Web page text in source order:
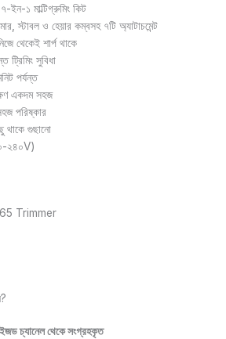
১ মাল্টিগ্রুমিং কিট
স্টাবল ও হেয়ার কম্বসহ ৭টি অ্যাটাচমেন্ট
থেকেই শার্প থাকে
ট্রিমিং সুবিধা
পর্যন্ত
একদম সহজ
পরিষ্কার
থাকে গুছানো
২৪০V)
Trimmer
চ্যানেল থেকে সংগ্রহকৃত